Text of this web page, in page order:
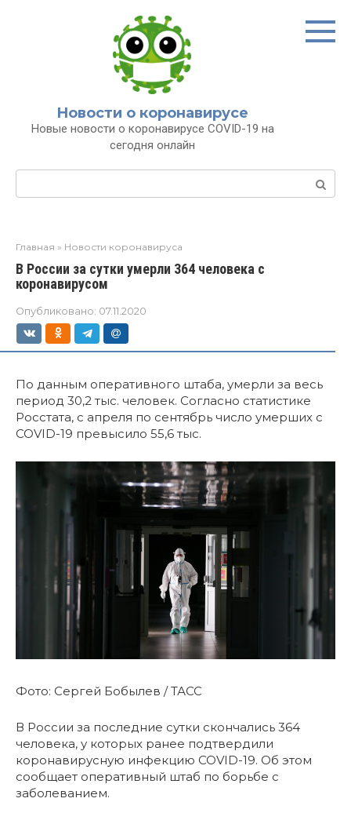
Новости о коронавирусе
Новые новости о коронавирусе COVID-19 на
сегодня онлайн
Главная » Новости коронавируса
В России за сутки умерли 364 человека с
коронавирусом
Опубликовано: 07.11.2020
По данным оперативного штаба, умерли за весь
период 30,2 тыс. человек. Согласно статистике
Росстата, с апреля по сентябрь число умерших с
COVID-19 превысило 55,6 тыс.
Фото: Сергей Бобылев / ТАСС
В России за последние сутки скончались 364
человека, у которых ранее подтвердили
коронавирусную инфекцию COVID-19. Об этом
сообщает оперативный штаб по борьбе с
заболеванием.